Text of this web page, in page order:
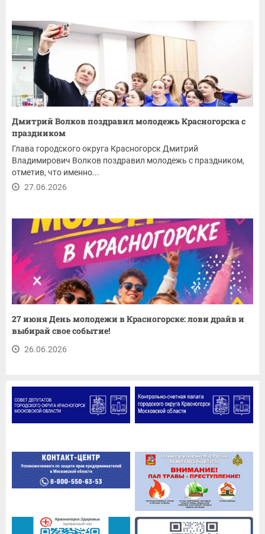
Дмитрий Волков поздравил молодежь Красногорска с
праздником
Глава городского округа Красногорск Дмитрий
Владимирович Волков поздравил молодежь с праздником,
отметив, что именно...
27.06.2026
27 июня День молодежи в Красногорске: лови драйв и
выбирай свое событие!
26.06.2026